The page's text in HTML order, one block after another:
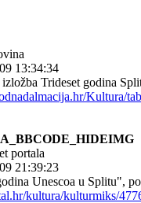
13:34:34
Trideset godina
Kultura/
portala
21:39:23
Unescoa u Splitu",
kultura/kulturmiks/